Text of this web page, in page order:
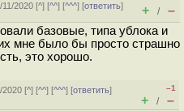
2020 [^] [^^] [^^^] [ответить]
+ / –
базовые, типа ублока и
мне было бы просто страшно
это хорошо.
2020 [^] [^^] [^^^] [ответить]
–1
+ / –